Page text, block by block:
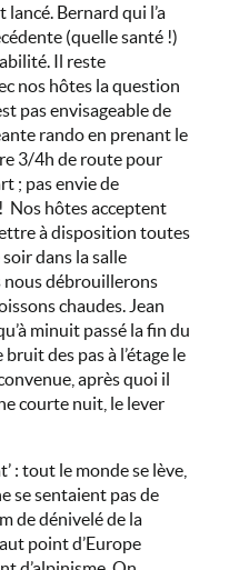
Bernard qui l’a
(quelle santé !)
Il reste
nos hôtes la question
pas envisageable de
rando en prenant le
3/4h de route pour
; pas envie de
Nos hôtes acceptent
à disposition toutes
soir dans la salle
nous débrouillerons
chaudes. Jean
minuit passé la fin du
des pas à l’étage le
après quoi il
courte nuit, le lever
: tout le monde se lève,
se sentaient pas de
de dénivelé de la
point d’Europe